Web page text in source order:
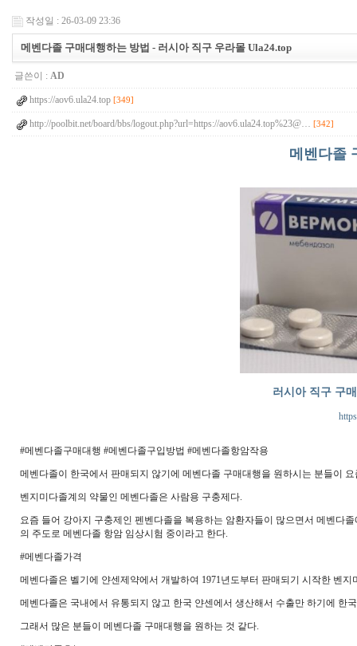
작성일 : 26-03-09 23:36
메벤다졸 구매대행하는 방법 - 러시아 직구 우라몰 Ula24.top
글쓴이 : AD
https://aov6.ula24.top [349]
http://poolbit.net/board/bbs/logout.php?url=https://aov6.ula24.top%23@… [342]
메벤다졸
러시아 직구 구
#메벤다졸구매대행 #메벤다졸구입방법 #메벤다졸항암작용
메벤다졸이 한국에서 판매되지 않기에 메벤다졸 구매대행을 원하시는 분들이
벤지미다졸계의 약물인 메벤다졸은 사람용 구충제다.
요즘 들어 강아지 구충제인 펜벤다졸을 복용하는 암환자들이 많으면서 메벤다
의 주도로 메벤다졸 항암 임상시험 중이라고 한다.
#메벤다졸가격
메벤다졸은 벨기에 얀센제약에서 개발하여 1971년도부터 판매되기 시작한 벤
메벤다졸은 국내에서 유통되지 않고 한국 얀센에서 생산해서 수출만 하기에 한
그래서 많은 분들이 메벤다졸 구매대행을 원하는 것 같다.